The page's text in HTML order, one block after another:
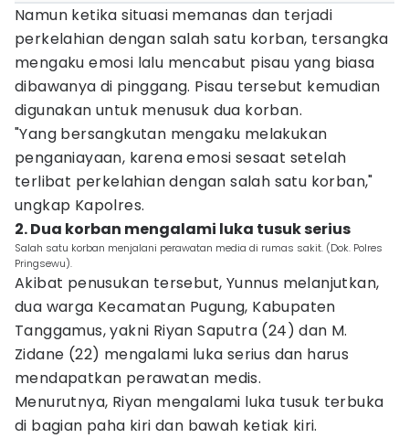
Namun ketika situasi memanas dan terjadi
perkelahian dengan salah satu korban, tersangka
mengaku emosi lalu mencabut pisau yang biasa
dibawanya di pinggang. Pisau tersebut kemudian
digunakan untuk menusuk dua korban.
"Yang bersangkutan mengaku melakukan
penganiayaan, karena emosi sesaat setelah
terlibat perkelahian dengan salah satu korban,"
ungkap Kapolres.
2. Dua korban mengalami luka tusuk serius
Salah satu korban menjalani perawatan media di rumas sakit. (Dok. Polres
Pringsewu).
Akibat penusukan tersebut, Yunnus melanjutkan,
dua warga Kecamatan Pugung, Kabupaten
Tanggamus, yakni Riyan Saputra (24) dan M.
Zidane (22) mengalami luka serius dan harus
mendapatkan perawatan medis.
Menurutnya, Riyan mengalami luka tusuk terbuka
di bagian paha kiri dan bawah ketiak kiri.